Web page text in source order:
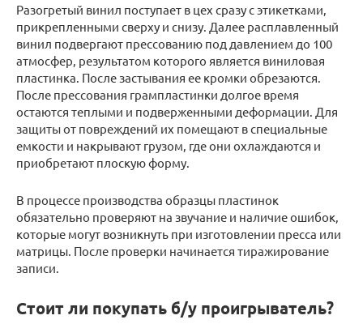
Разогретый винил поступает в цех сразу с этикетками,
прикрепленными сверху и снизу. Далее расплавленный
винил подвергают прессованию под давлением до 100
атмосфер, результатом которого является виниловая
пластинка. После застывания ее кромки обрезаются.
После прессования грампластинки долгое время
остаются теплыми и подверженными деформации. Для
защиты от повреждений их помещают в специальные
емкости и накрывают грузом, где они охлаждаются и
приобретают плоскую форму.
В процессе производства образцы пластинок
обязательно проверяют на звучание и наличие ошибок,
которые могут возникнуть при изготовлении пресса или
матрицы. После проверки начинается тиражирование
записи.
Стоит ли покупать б/у проигрыватель?